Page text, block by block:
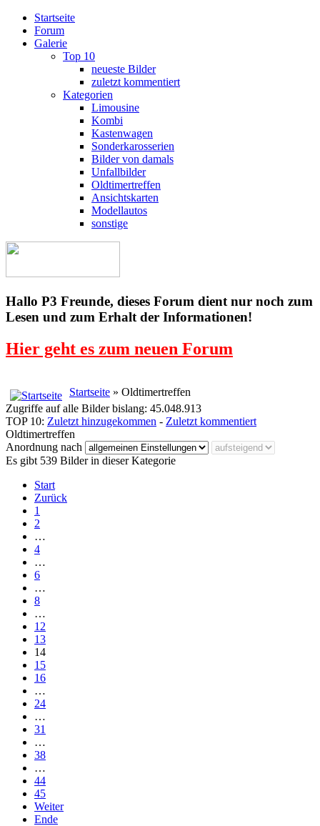
Startseite
Forum
Galerie
Top 10
neueste Bilder
zuletzt kommentiert
Kategorien
Limousine
Kombi
Kastenwagen
Sonderkarosserien
Bilder von damals
Unfallbilder
Oldtimertreffen
Ansichtskarten
Modellautos
sonstige
Hallo P3 Freunde, dieses Forum dient nur noch zum
Lesen und zum Erhalt der Informationen!
Hier geht es zum neuen Forum
Startseite » Oldtimertreffen
Zugriffe auf alle Bilder bislang: 45.048.913
TOP 10: Zuletzt hinzugekommen - Zuletzt kommentiert
Oldtimertreffen
Anordnung nach
Es gibt 539 Bilder in dieser Kategorie
Start
Zurück
1
2
…
4
…
6
…
8
…
12
13
14
15
16
…
24
…
31
…
38
…
44
45
Weiter
Ende